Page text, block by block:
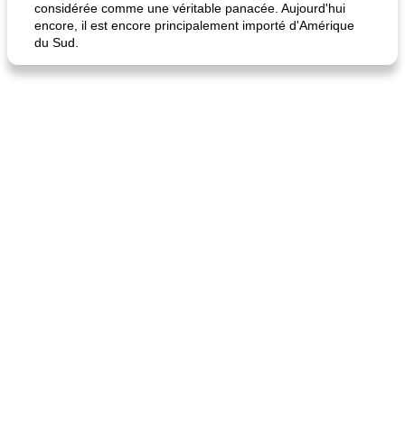
considérée comme une véritable panacée. Aujourd'hui
encore, il est encore principalement importé d'Amérique
du Sud.